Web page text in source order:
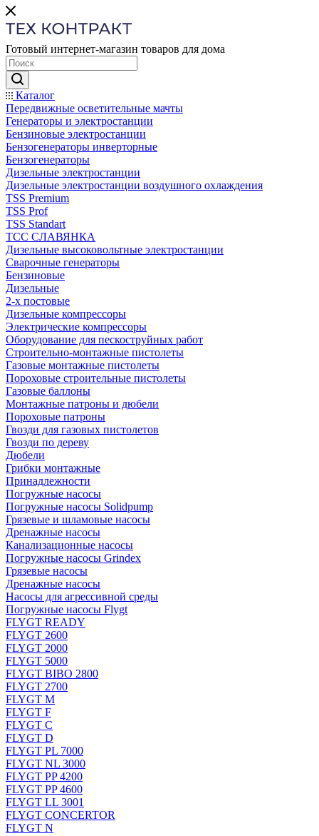
Готовый интернет-магазин товаров для дома
Каталог
Передвижные осветительные мачты
Генераторы и электростанции
Бензиновые электростанции
Бензогенераторы инверторные
Бензогенераторы
Дизельные электростанции
Дизельные электростанции воздушного охлаждения
TSS Premium
TSS Prof
TSS Standart
ТСС СЛАВЯНКА
Дизельные высоковольтные электростанции
Сварочные генераторы
Бензиновые
Дизельные
2-х постовые
Дизельные компрессоры
Электрические компрессоры
Оборудование для пескоструйных работ
Строительно-монтажные пистолеты
Газовые монтажные пистолеты
Пороховые строительные пистолеты
Газовые баллоны
Монтажные патроны и дюбели
Пороховые патроны
Гвозди для газовых пистолетов
Гвозди по дереву
Дюбели
Грибки монтажные
Принадлежности
Погружные насосы
Погружные насосы Solidpump
Грязевые и шламовые насосы
Дренажные насосы
Канализационные насосы
Погружные насосы Grindex
Грязевые насосы
Дренажные насосы
Насосы для агрессивной среды
Погружные насосы Flygt
FLYGT READY
FLYGT 2600
FLYGT 2000
FLYGT 5000
FLYGT BIBO 2800
FLYGT 2700
FLYGT M
FLYGT F
FLYGT C
FLYGT D
FLYGT PL 7000
FLYGT NL 3000
FLYGT PP 4200
FLYGT PP 4600
FLYGT LL 3001
FLYGT CONCERTOR
FLYGT N